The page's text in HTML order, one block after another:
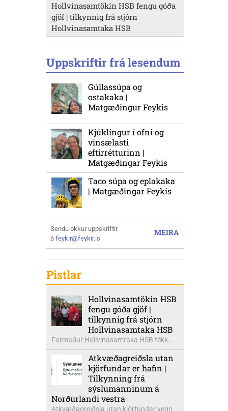
Hollvinasamtökin HSB fengu góða
gjöf | tilkynnig frá stjórn
Hollvinasamtaka HSB
Uppskriftir frá lesendum
Gúllassúpa og
ostakaka |
Matgæðingur Feykis
Kjúklingur í ofni og
vinsælasti
eftirrétturinn |
Matgæðingar Feykis
Taco súpa og eplakaka
| Matgæðingar Feykis
MEIRA
Sendu okkur uppskriftir
á feykir@feykir.is
Pistlar
Hollvinasamtökin HSB
fengu góða gjöf |
tilkynnig frá stjórn
Hollvinasamtaka HSB
Formaður Hollvinasamtaka HSB fékk
heldur betur góða heimsók þann 5.
ágúst síðastliðinn. Þarna voru mættar
þær Ingibjörg á Auðólfsstöðum
formaður Kvenfélags
Bólstaðarhlíðarhrepps og Guðrún á
Auðkúlu formaður Kvenfélags
Atkvæðagreiðsla utan
kjörfundar er hafin |
Tilkynning frá
sýslumanninum á
Norðurlandi vestra
Atkvæðagreiðsla utan kjörfundar vegna